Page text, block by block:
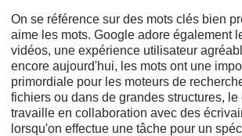
On se référence sur des mots clés bien
aime les mots. Google adore également
vidéos, une expérience utilisateur
encore aujourd'hui, les mots ont une
primordiale pour les moteurs de
fichiers ou dans de grandes structures,
travaille en collaboration avec des
lorsqu'on effectue une tâche pour un